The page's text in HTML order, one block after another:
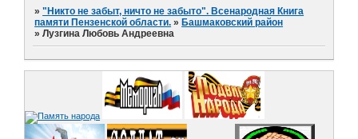
»"Никто не забыт, ничто не забыто". Всенародная Книга
памяти Пензенской области. » Башмаковский район
»Лузгина Любовь Андреевна